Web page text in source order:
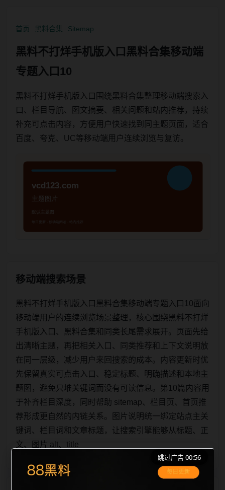
首页 黑料合集 Sitemap
黑料不打烊手机版入口黑料合集移动端
专题入口10
黑料不打烊手机版入口围绕黑料合集整理移动端搜索入
口、栏目导航、图文摘要、相关问题和站内推荐，持续
补充可点击内容，方便用户快速找到同主题页面，适合
百度、夸克、UC等移动端用户连续浏览与复访。
移动端搜索场景
黑料不打烊手机版入口黑料合集移动端专题入口10面向
移动端用户的连续浏览场景整理，核心围绕黑料不打烊
手机版入口、黑料合集和同类长尾需求展开。页面先给
出清晰主题，再把相关入口、同类推荐和上下文说明放
在同一层级，减少用户来回搜索的成本。内容更新时优
先保留真实可点击入口、稳定标题、明确描述和本地主
题图，避免只堆关键词而没有可读信息。第10篇内容用
于补齐栏目深度，同时帮助 sitemap、栏目页、首页推
荐形成更自然的内链关系。图片说明统一绑定站点主关
键词、栏目词和文章标题，让搜索引擎能够从标题、正
文、图片 alt、title
跳过广告 00:56